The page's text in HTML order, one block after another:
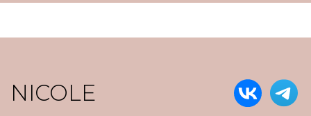
NICOLE